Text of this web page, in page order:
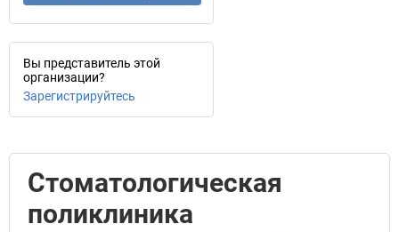
Вы представитель этой
организации?
Зарегистрируйтесь
Стоматологическая
поликлиника